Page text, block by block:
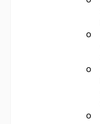
o
o
o